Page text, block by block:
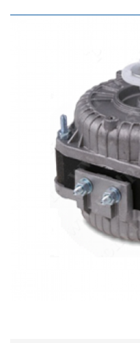
ДОСТАВКА И ОПЛАТА
КОНТАКТЫ